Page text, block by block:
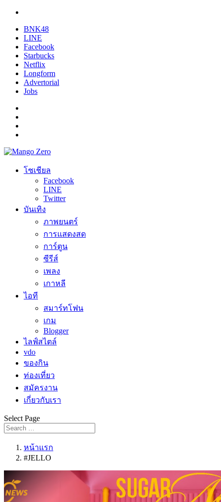
BNK48
LINE
Facebook
Starbucks
Netflix
Longform
Advertorial
Jobs
โซเชียล
Facebook
LINE
Twitter
บันเทิง
ภาพยนตร์
การแสดงสด
การ์ตูน
ซีรีส์
เพลง
เกาหลี
ไอที
สมาร์ทโฟน
เกม
Blogger
ไลฟ์สไตล์
vdo
ของกิน
ท่องเที่ยว
สมัครงาน
เกี่ยวกับเรา
Select Page
หน้าแรก
#JELLO